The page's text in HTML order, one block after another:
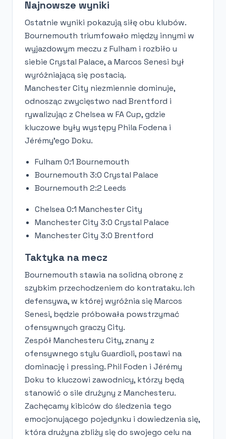
Najnowsze wyniki
Ostatnie wyniki pokazują siłę obu klubów.
Bournemouth triumfowało między innymi w
wyjazdowym meczu z Fulham i rozbiło u
siebie Crystal Palace, a Marcos Senesi był
wyróżniającą się postacią.
Manchester City niezmiennie dominuje,
odnosząc zwycięstwo nad Brentford i
rywalizując z Chelsea w FA Cup, gdzie
kluczowe były występy Phila Fodena i
Jérémy’ego Doku.
Fulham 0:1 Bournemouth
Bournemouth 3:0 Crystal Palace
Bournemouth 2:2 Leeds
Chelsea 0:1 Manchester City
Manchester City 3:0 Crystal Palace
Manchester City 3:0 Brentford
Taktyka na mecz
Bournemouth stawia na solidną obronę z
szybkim przechodzeniem do kontrataku. Ich
defensywa, w której wyróżnia się Marcos
Senesi, będzie próbowała powstrzymać
ofensywnych graczy City.
Zespół Manchesteru City, znany z
ofensywnego stylu Guardioli, postawi na
dominację i pressing. Phil Foden i Jérémy
Doku to kluczowi zawodnicy, którzy będą
stanowić o sile drużyny z Manchesteru.
Zachęcamy kibiców do śledzenia tego
emocjonującego pojedynku i dowiedzenia się,
która drużyna zbliży się do swojego celu na